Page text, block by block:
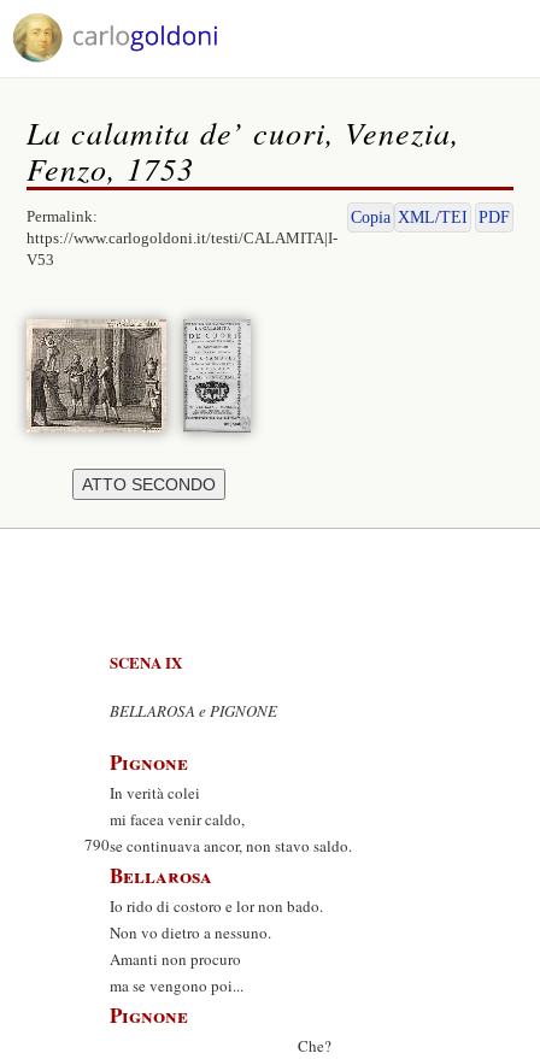
La calamita de’ cuori, Venezia,
Fenzo, 1753
Permalink:
https://www.carlogoldoni.it/testi/CALAMITA|I-
V53
Copia XML/TEI PDF
SCENA IX
BELLAROSA e PIGNONE
Pignone
In verità colei
mi facea venir caldo,
790se continuava ancor, non stavo saldo.
Bellarosa
Io rido di costoro e lor non bado.
Non vo dietro a nessuno.
Amanti non procuro
ma se vengono poi...
Pignone
Che?